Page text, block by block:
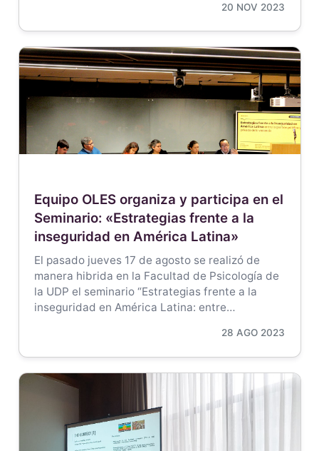
20 NOV 2023
Equipo OLES organiza y participa en el
Seminario: «Estrategias frente a la
inseguridad en América Latina»
El pasado jueves 17 de agosto se realizó de
manera hibrida en la Facultad de Psicología de
la UDP el seminario “Estrategias frente a la
inseguridad en América Latina: entre…
28 AGO 2023